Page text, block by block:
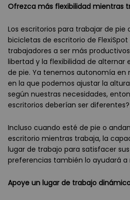
Ofrezca más flexibilidad mientras
Los escritorios para trabajar de pie
bicicletas de escritorio de
trabajadores a ser más
libertad y la flexibilidad de alternar
de pie. Ya tenemos autonomía en
en la que podemos ajustar la
según nuestras necesidades,
escritorios deberían ser diferentes?
Incluso cuando esté de pie o
escritorio mientras trabaja, la
lugar de trabajo para satisfacer
preferencias también lo ayudará
Apoye un lugar de trabajo